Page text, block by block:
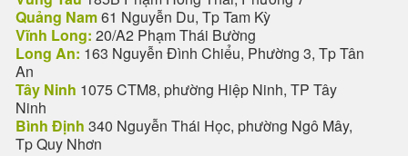
Quảng Nam61 Nguyễn Du, Tp Tam Kỳ
Vĩnh Long: 20/A2 Phạm Thái Bường
Long An: 163 Nguyễn Đình Chiểu, Phường 3, Tp Tân
An
Tây Ninh 1075 CTM8, phường Hiệp Ninh, TP Tây
Ninh
Bình Định 340 Nguyễn Thái Học, phường Ngô Mây,
Tp Quy Nhơn